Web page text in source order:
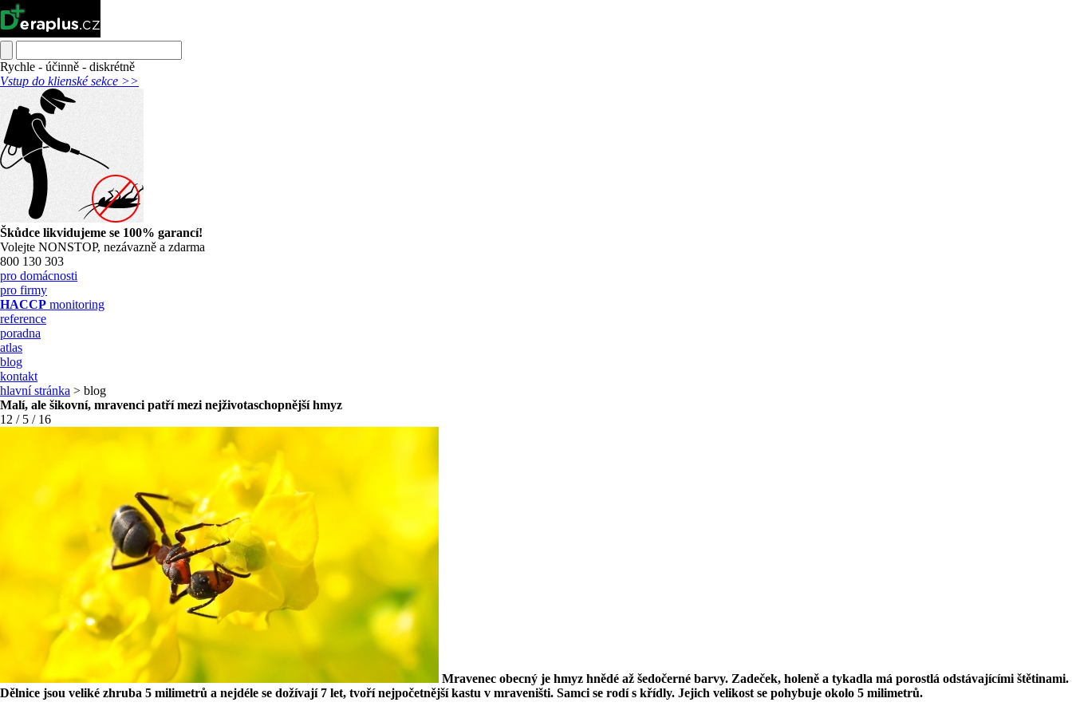
Rychle - účinně - diskrétně
Vstup do klienské sekce >>
Škůdce likvidujeme se 100% garancí!
Volejte NONSTOP, nezávazně a zdarma
800 130 303
pro domácnosti
pro firmy
HACCP monitoring
reference
poradna
atlas
blog
kontakt
hlavní stránka > blog
Malí, ale šikovní, mravenci patří mezi nejživotaschopnější hmyz
12 / 5 / 16
Mravenec obecný je hmyz hnědé až šedočerné barvy. Zadeček, holeně a tykadla má porostlá odstávajícími štětinami.
Dělnice jsou veliké zhruba 5 milimetrů a nejdéle se dožívají 7 let, tvoří nejpočetnější kastu v mraveništi. Samci se rodí s křídly. Jejich velikost se pohybuje okolo 5 milimetrů.